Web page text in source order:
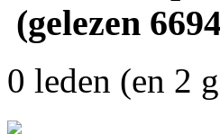
(gelezen
0 leden (en 2